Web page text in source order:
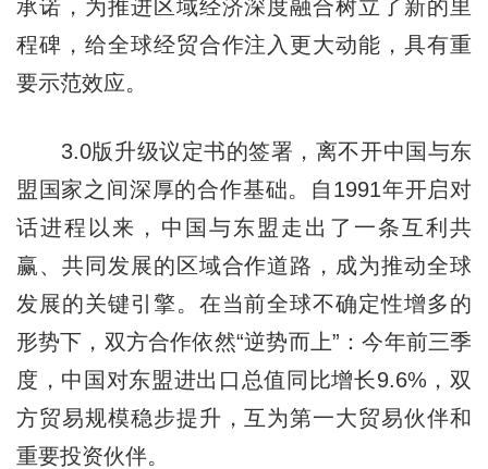
承诺，为推进区域经济深度融合树立了新的里
程碑，给全球经贸合作注入更大动能，具有重
要示范效应。
3.0版升级议定书的签署，离不开中国与东
盟国家之间深厚的合作基础。自1991年开启对
话进程以来，中国与东盟走出了一条互利共
赢、共同发展的区域合作道路，成为推动全球
发展的关键引擎。在当前全球不确定性增多的
形势下，双方合作依然“逆势而上”：今年前三季
度，中国对东盟进出口总值同比增长9.6%，双
方贸易规模稳步提升，互为第一大贸易伙伴和
重要投资伙伴。